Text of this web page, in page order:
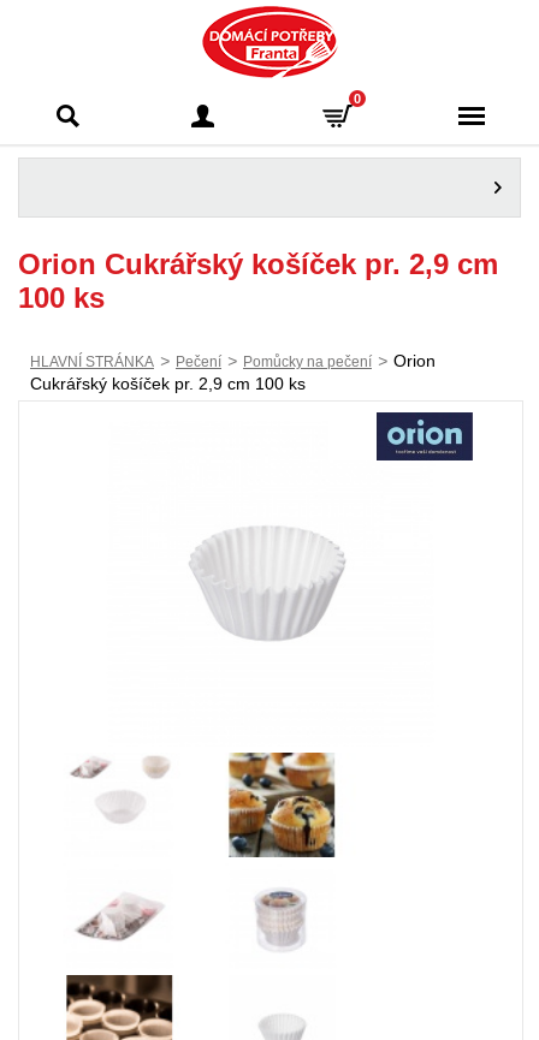
Franta - Příbram
0
Orion Cukrářský košíček pr. 2,9 cm
100 ks
HLAVNÍ STRÁNKA > Pečení > Pomůcky na pečení > Orion
Cukrářský košíček pr. 2,9 cm 100 ks